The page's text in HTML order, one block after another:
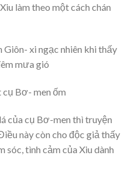
làm theo một cách chán
Giôn- xi ngạc nhiên khi thấy
mưa gió
Bơ- men ốm
của cụ Bơ-men thì truyện
này còn cho độc giả thấy
sóc, tình cảm của Xiu dành